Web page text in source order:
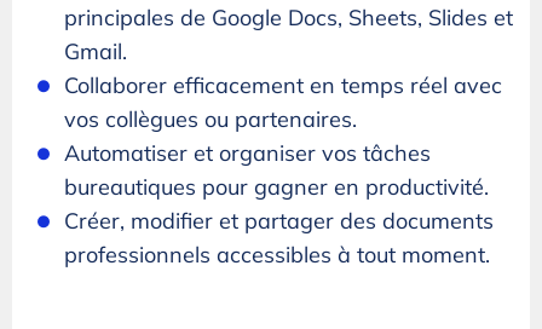
principales de Google Docs, Sheets, Slides et
Gmail.
Collaborer efficacement en temps réel avec
vos collègues ou partenaires.
Automatiser et organiser vos tâches
bureautiques pour gagner en productivité.
Créer, modifier et partager des documents
professionnels accessibles à tout moment.